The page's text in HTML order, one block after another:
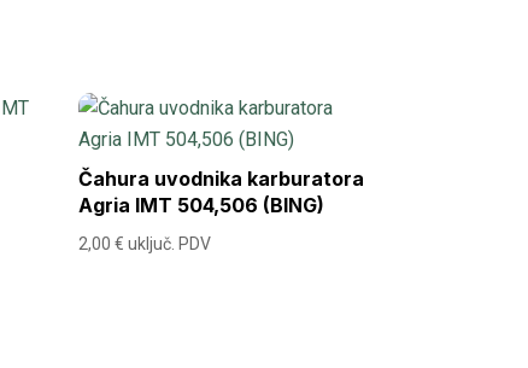
Čahura uvodnika karburatora
Agria IMT 504,506 (BING)
2,00€ uključ. PDV